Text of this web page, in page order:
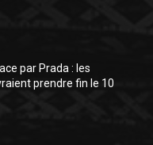
par Prada : les
prendre fin le 10